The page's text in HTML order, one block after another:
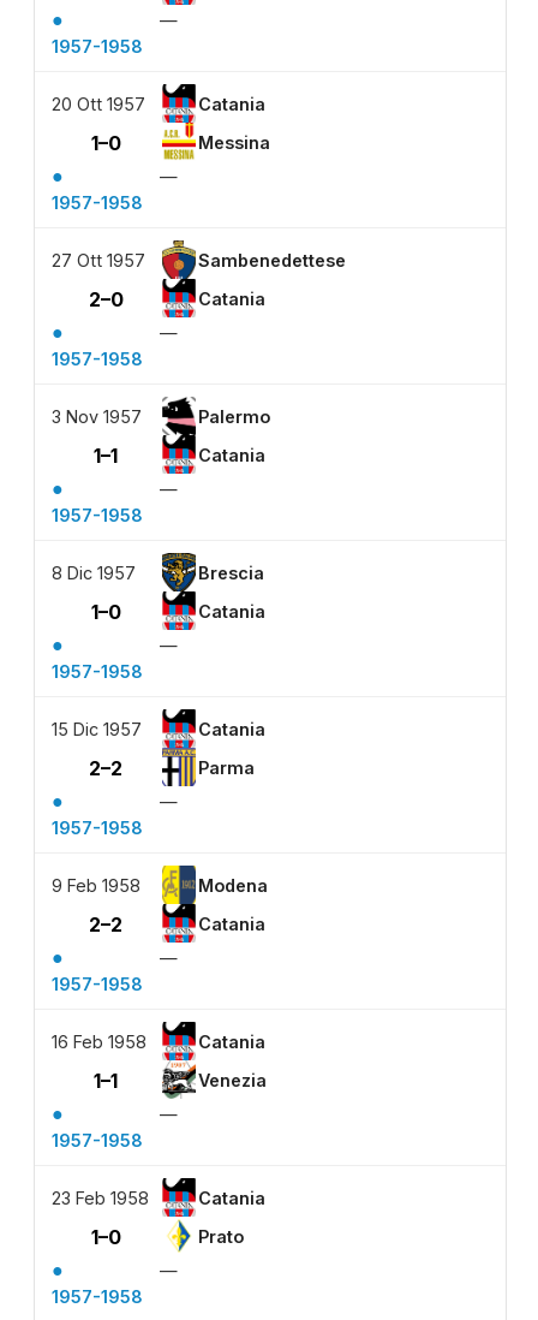
●
—
1957-1958
20 Ott 1957 Catania
1–0 Messina
●
—
1957-1958
27 Ott 1957 Sambenedettese
2–0 Catania
●
—
1957-1958
3 Nov 1957 Palermo
1–1 Catania
●
—
1957-1958
8 Dic 1957 Brescia
1–0 Catania
●
—
1957-1958
15 Dic 1957 Catania
2–2 Parma
●
—
1957-1958
9 Feb 1958 Modena
2–2 Catania
●
—
1957-1958
16 Feb 1958 Catania
1–1 Venezia
●
—
1957-1958
23 Feb 1958 Catania
1–0 Prato
●
—
1957-1958